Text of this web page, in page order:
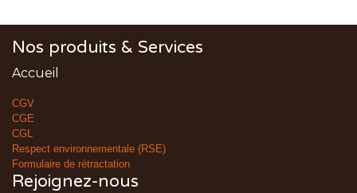
Nos produits & Services
Accueil
CGV
CGE
CGL
Respect environnementale (RSE)
Formulaire de rétractation
Rejoignez-nous